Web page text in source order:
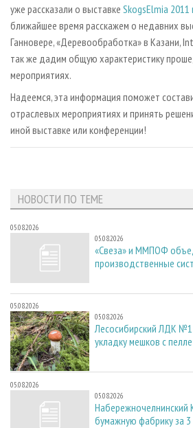
уже рассказали о выставке SkogsElmia 2011
ближайшее время расскажем о недавних
Ганновере, «Деревообработка» в Казани,
так же дадим общую характеристику
мероприятиях.
Надеемся, эта информация поможет
отраслевых мероприятиях и принять
иной выставке или конференции!
НОВОСТИ ПО ТЕМЕ
05.08.2026
05.08.2026
«Свеза» и ММПОФ
производственные
05.08.2026
05.08.2026
Лесосибирский ЛДК
укладку мешков с
05.08.2026
05.08.2026
Набережночелнинский
бумажную фабрику за